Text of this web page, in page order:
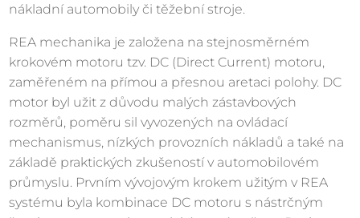
nákladní automobily či těžební stroje.
REA mechanika je založena na stejnosměrném
krokovém motoru tzv. DC (Direct Current) motoru,
zaměřeném na přímou a přesnou aretaci polohy. DC
motor byl užit z důvodu malých zástavbových
rozměrů, poměru sil vyvozených na ovládací
mechanismus, nízkých provozních nákladů a také na
základě praktických zkušeností v automobilovém
průmyslu. Prvním vývojovým krokem užitým v REA
systému byla kombinace DC motoru s nástrčným